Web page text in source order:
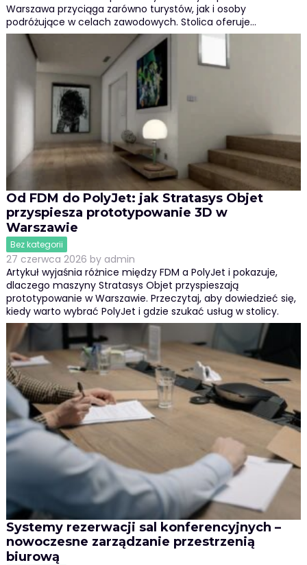
Warszawa przyciąga zarówno turystów, jak i osoby
podróżujące w celach zawodowych. Stolica oferuje…
Od FDM do PolyJet: jak Stratasys Objet
przyspiesza prototypowanie 3D w
Warszawie
Bez kategorii
27 czerwca 2026 by admin
Artykuł wyjaśnia różnice między FDM a PolyJet i pokazuje,
dlaczego maszyny Stratasys Objet przyspieszają
prototypowanie w Warszawie. Przeczytaj, aby dowiedzieć się,
kiedy warto wybrać PolyJet i gdzie szukać usług w stolicy.
Systemy rezerwacji sal konferencyjnych –
nowoczesne zarządzanie przestrzenią
biurową